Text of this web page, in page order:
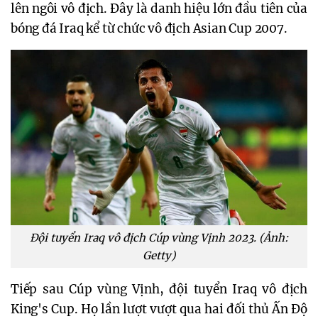
lên ngôi vô địch. Đây là danh hiệu lớn đầu tiên của
bóng đá Iraq kể từ chức vô địch Asian Cup 2007.
Đội tuyển Iraq vô địch Cúp vùng Vịnh 2023. (Ảnh:
Getty)
Tiếp sau Cúp vùng Vịnh, đội tuyển Iraq vô địch
King's Cup. Họ lần lượt vượt qua hai đối thủ Ấn Độ